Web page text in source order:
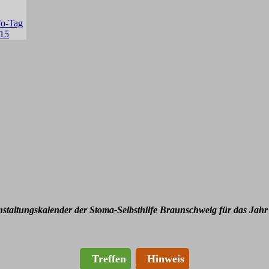
der Stoma-Selbsthilfe Braunschweig für das
Treffen Hinweis